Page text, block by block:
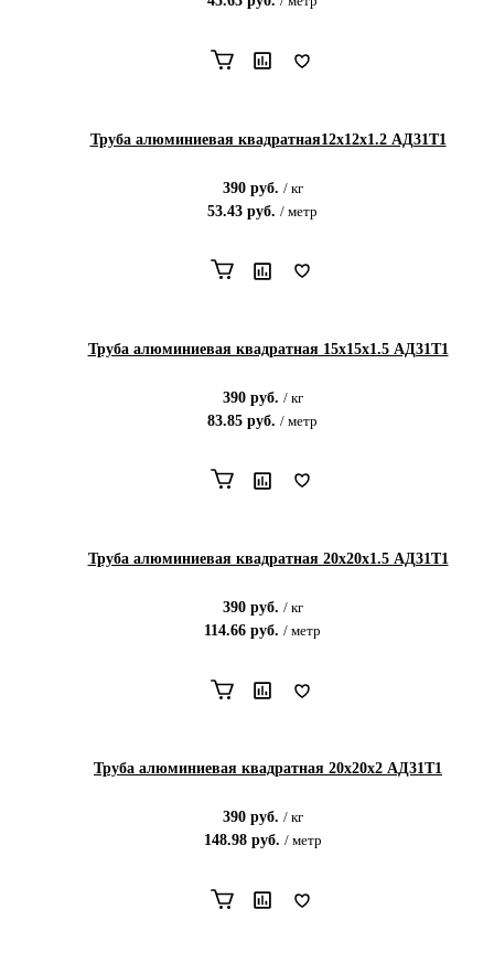
Труба алюминиевая квадратная12х12х1.2 АД31Т1
390руб. / кг
53.43 руб. / метр
Труба алюминиевая квадратная 15х15х1.5 АД31Т1
390руб. / кг
83.85 руб. / метр
Труба алюминиевая квадратная 20х20х1.5 АД31Т1
390руб. / кг
114.66 руб. / метр
Труба алюминиевая квадратная 20х20х2 АД31Т1
390руб. / кг
148.98руб. / метр